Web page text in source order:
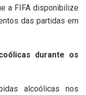
a FIFA disponibilize
das partidas em
durante os
alcoólicas nos